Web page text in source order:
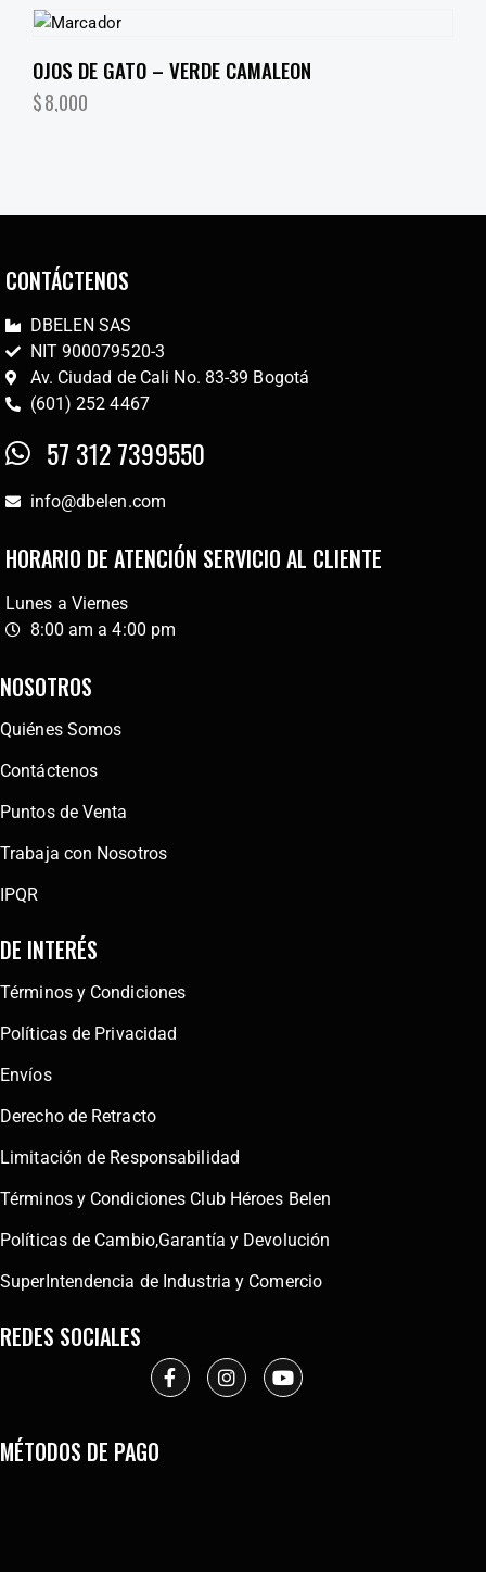
OJOS DE GATO – VERDE CAMALEON
$8,000
CONTÁCTENOS
DBELEN SAS
NIT 900079520-3
Av. Ciudad de Cali No. 83-39 Bogotá
(601) 252 4467
57 312 7399550
info@dbelen.com
HORARIO DE ATENCIÓN SERVICIO AL CLIENTE
Lunes a Viernes
8:00 am a 4:00 pm
NOSOTROS
Quiénes Somos
Contáctenos
Puntos de Venta
Trabaja con Nosotros
IPQR
DE INTERÉS
Términos y Condiciones
Políticas de Privacidad
Envíos
Derecho de Retracto
Limitación de Responsabilidad
Términos y Condiciones Club Héroes Belen
Políticas de Cambio,Garantía y Devolución
SuperIntendencia de Industria y Comercio
REDES SOCIALES
MÉTODOS DE PAGO